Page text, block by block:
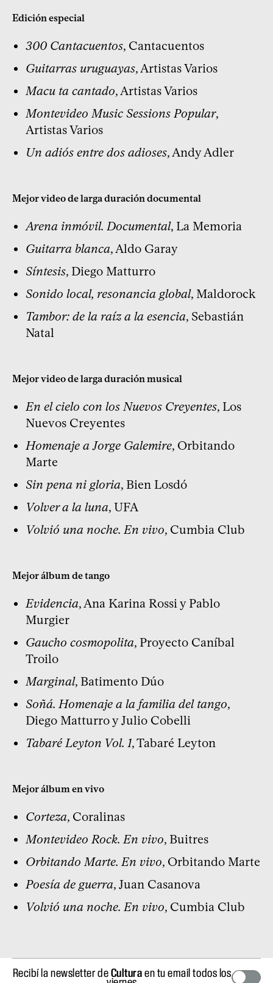
Edición especial
300 Cantacuentos, Cantacuentos
Guitarras uruguayas, Artistas Varios
Macu ta cantado, Artistas Varios
Montevideo Music Sessions Popular,
Artistas Varios
Un adiós entre dos adioses, Andy Adler
Mejor video de larga duración documental
Arena inmóvil. Documental, La Memoria
Guitarra blanca, Aldo Garay
Síntesis, Diego Matturro
Sonido local, resonancia global, Maldorock
Tambor: de la raíz a la esencia, Sebastián
Natal
Mejor video de larga duración musical
En el cielo con los Nuevos Creyentes, Los
Nuevos Creyentes
Homenaje a Jorge Galemire, Orbitando
Marte
Sin pena ni gloria, Bien Losdó
Volver a la luna, UFA
Volvió una noche. En vivo, Cumbia Club
Mejor álbum de tango
Evidencia, Ana Karina Rossi y Pablo
Murgier
Gaucho cosmopolita, Proyecto Caníbal
Troilo
Marginal, Batimento Dúo
Soñá. Homenaje a la familia del tango,
Diego Matturro y Julio Cobelli
Tabaré Leyton Vol. 1, Tabaré Leyton
Mejor álbum en vivo
Corteza, Coralinas
Montevideo Rock. En vivo, Buitres
Orbitando Marte. En vivo, Orbitando Marte
Poesía de guerra, Juan Casanova
Volvió una noche. En vivo, Cumbia Club
Recibí la newsletter deCulturaen tu email todos los